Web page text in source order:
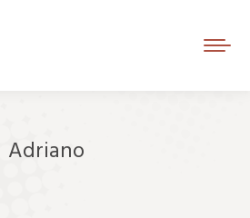
Adriano